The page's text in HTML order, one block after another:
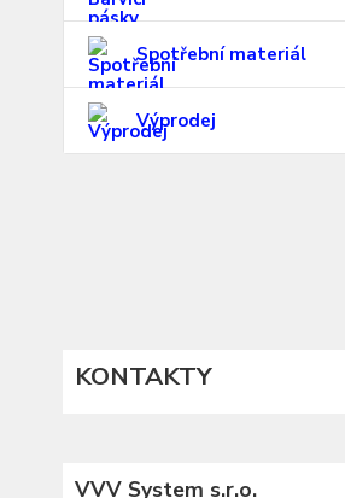
Spotřební materiál
Výprodej
KONTAKTY
VVV System s.r.o.